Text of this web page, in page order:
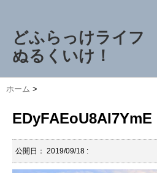
どふらっけライ
ぬるくいけ！
ホーム >
EDyFAEoU8AI7YmE
公開日： 2019/09/18 :